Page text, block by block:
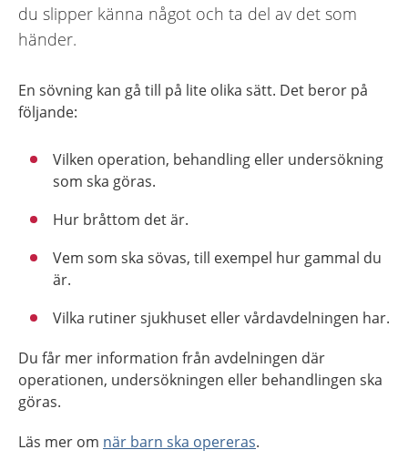
du slipper känna något och ta del av det som
händer.
En sövning kan gå till på lite olika sätt. Det beror på
följande:
Vilken operation, behandling eller undersökning
som ska göras.
Hur bråttom det är.
Vem som ska sövas, till exempel hur gammal du
är.
Vilka rutiner sjukhuset eller vårdavdelningen har.
Du får mer information från avdelningen där
operationen, undersökningen eller behandlingen ska
göras.
Läs mer om när barn ska opereras.